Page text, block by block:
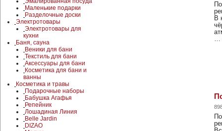
Маленькие подарки
Разделочные доски
Электротовары
Электротовары для
кухни
Баня, сауна
Веники для бани
Текстиль для бани
Аксессуары для бани
Косметика для бани и
ванны
Косметика и травы
Подарочные наборы
Бабушка Агафья
Репейник
Лошадиная Линия
Belle Jardin
DIZAO
В
…